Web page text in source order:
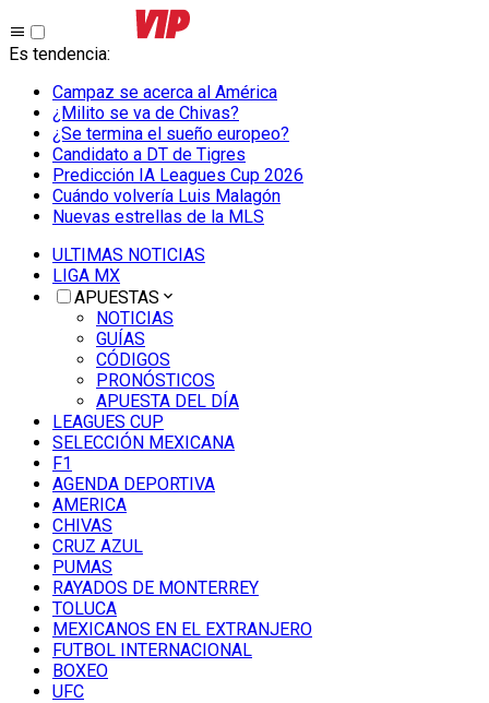
Es tendencia:
Campaz se acerca al América
¿Milito se va de Chivas?
¿Se termina el sueño europeo?
Candidato a DT de Tigres
Predicción IA Leagues Cup 2026
Cuándo volvería Luis Malagón
Nuevas estrellas de la MLS
ULTIMAS NOTICIAS
LIGA MX
APUESTAS
NOTICIAS
GUÍAS
CÓDIGOS
PRONÓSTICOS
APUESTA DEL DÍA
LEAGUES CUP
SELECCIÓN MEXICANA
F1
AGENDA DEPORTIVA
AMERICA
CHIVAS
CRUZ AZUL
PUMAS
RAYADOS DE MONTERREY
TOLUCA
MEXICANOS EN EL EXTRANJERO
FUTBOL INTERNACIONAL
BOXEO
UFC